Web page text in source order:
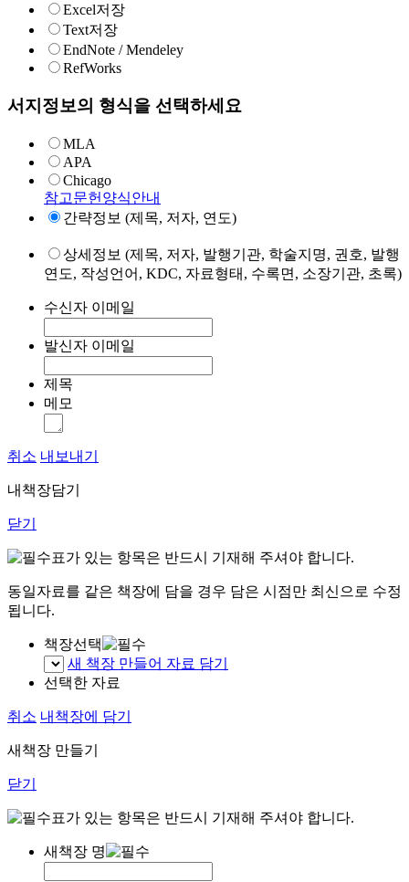
Excel저장
Text저장
EndNote / Mendeley
RefWorks
서지정보의 형식을 선택하세요
MLA
APA
Chicago
참고문헌양식안내
간략정보 (제목, 저자, 연도)
상세정보 (제목, 저자, 발행기관, 학술지명, 권호, 발행
연도, 작성언어, KDC, 자료형태, 수록면, 소장기관, 초록)
수신자 이메일
발신자 이메일
제목
메모
취소 내보내기
내책장담기
닫기
표가 있는 항목은 반드시 기재해 주셔야 합니다.
동일자료를 같은 책장에 담을 경우 담은 시점만 최신으로 수정
됩니다.
책장선택
새 책장 만들어 자료 담기
선택한 자료
취소 내책장에 담기
새책장 만들기
닫기
표가 있는 항목은 반드시 기재해 주셔야 합니다.
새책장 명